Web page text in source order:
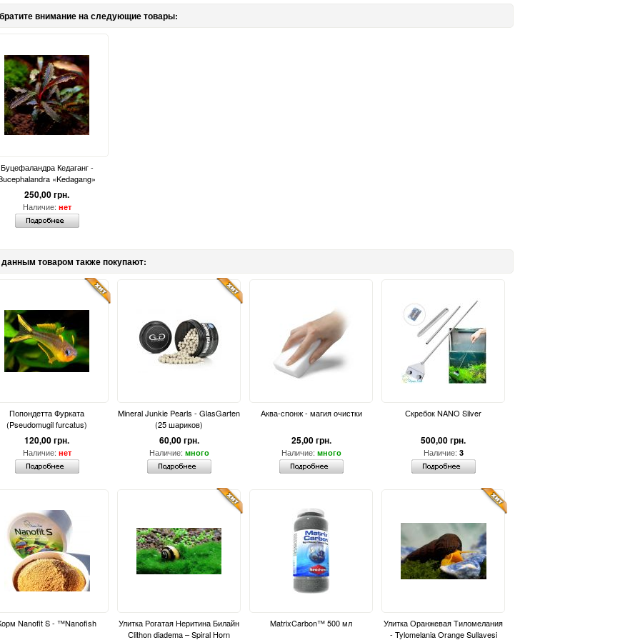
внимание на следующие товары:
Буцефаландра Кедаганг -
«Kedagang»
250,00 грн.
Наличие: нет
товаром также покупают:
Попондетта Фурката
(Pseudomugil furcatus)
120,00 грн.
Наличие: нет
Mineral Junkie Pearls - GlasGarten
(25 шариков)
60,00 грн.
Наличие: много
Аква-спонж - магия очистки
25,00 грн.
Наличие: много
Скребок NANO Silver
500,00 грн.
Наличие: 3
Nanofit S - ™Nanofish
Улитка Рогатая Неритина Билайн
Сlithon diadema – Spiral Horn
MatrixCarbon™ 500 мл
Улитка Оранжевая Тиломелания
- Tylomelania Orange Sullavesi